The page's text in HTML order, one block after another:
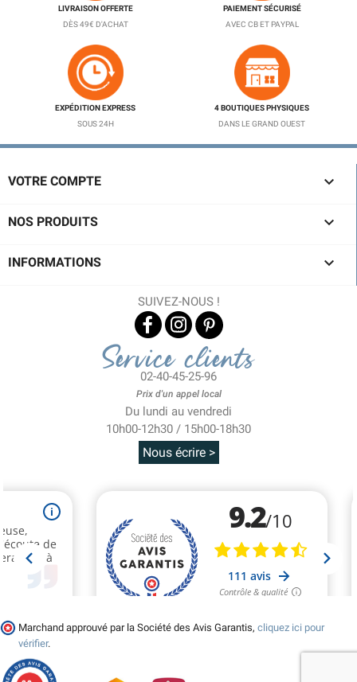
LIVRAISON OFFERTE
DÈS 49€ D'ACHAT
PAIEMENT SÉCURISÉ
AVEC CB ET PAYPAL
EXPÉDITION EXPRESS
SOUS 24H
4 BOUTIQUES PHYSIQUES
DANS LE GRAND OUEST
VOTRE COMPTE 
NOS PRODUITS 
INFORMATIONS 
SUIVEZ-NOUS !
Service clients
02-40-45-25-96
Prix d'un appel local
Du lundi au vendredi
10h00-12h30 / 15h00-18h30
Nous écrire >
Marchand approuvé par la Société des Avis Garantis, cliquez ici pour
vérifier.